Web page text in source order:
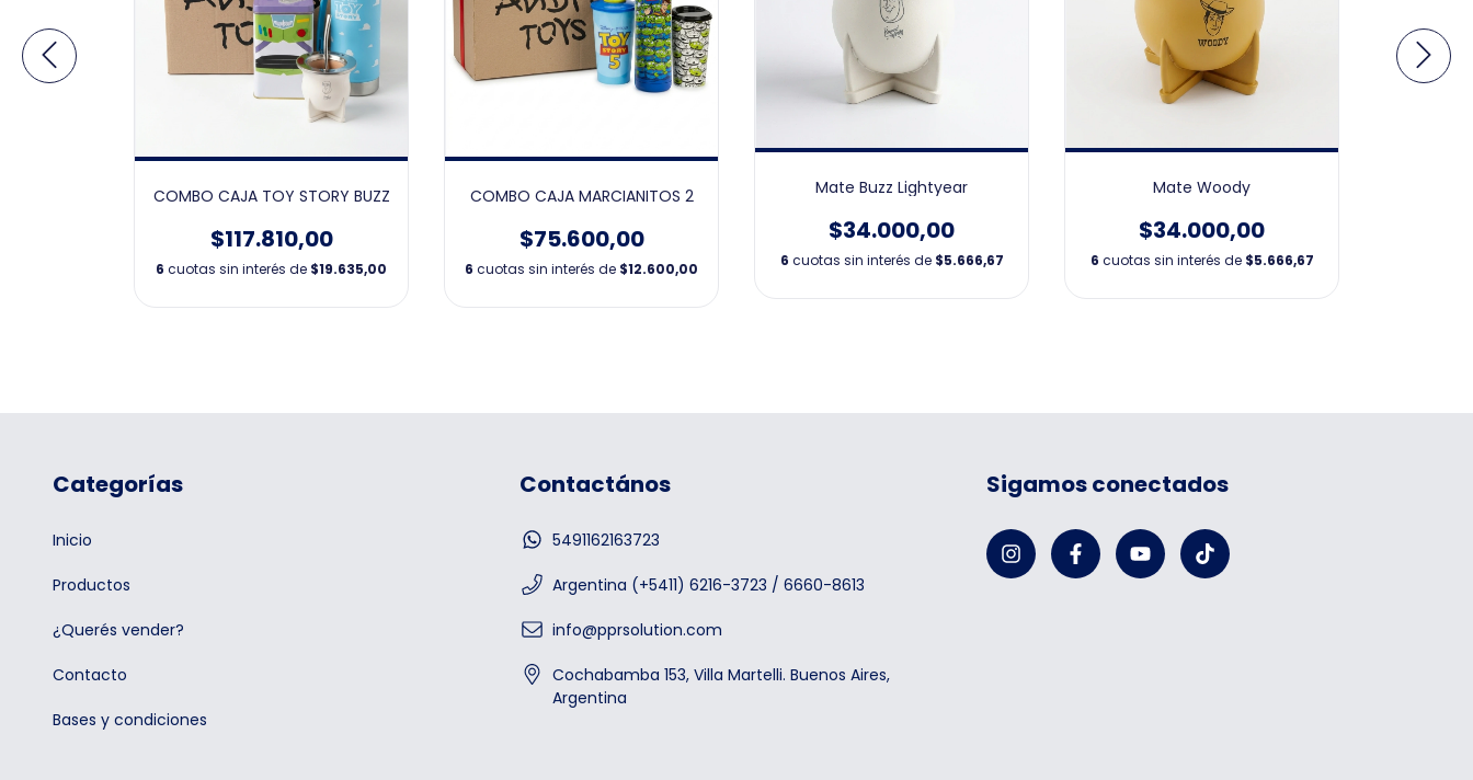
COMBO CAJA TOY STORY BUZZ
$117.810,00
6 cuotas sin interés de $19.635,00
COMBO CAJA MARCIANITOS 2
$75.600,00
6 cuotas sin interés de $12.600,00
Mate Buzz Lightyear
$34.000,00
6 cuotas sin interés de $5.666,67
Mate Woody
$34.000,00
6 cuotas sin interés de $5.666,67
Categorías
Inicio
Productos
¿Querés vender?
Contacto
Bases y condiciones
Contactános
5491162163723
Argentina (+5411) 6216-3723 / 6660-8613
info@pprsolution.com
Cochabamba 153, Villa Martelli. Buenos Aires,
Argentina
Sigamos conectados